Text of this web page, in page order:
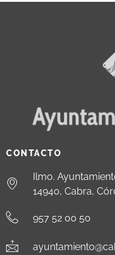
CONTACTO
Ilmo.
14940, Cabra,
957 52 00 50